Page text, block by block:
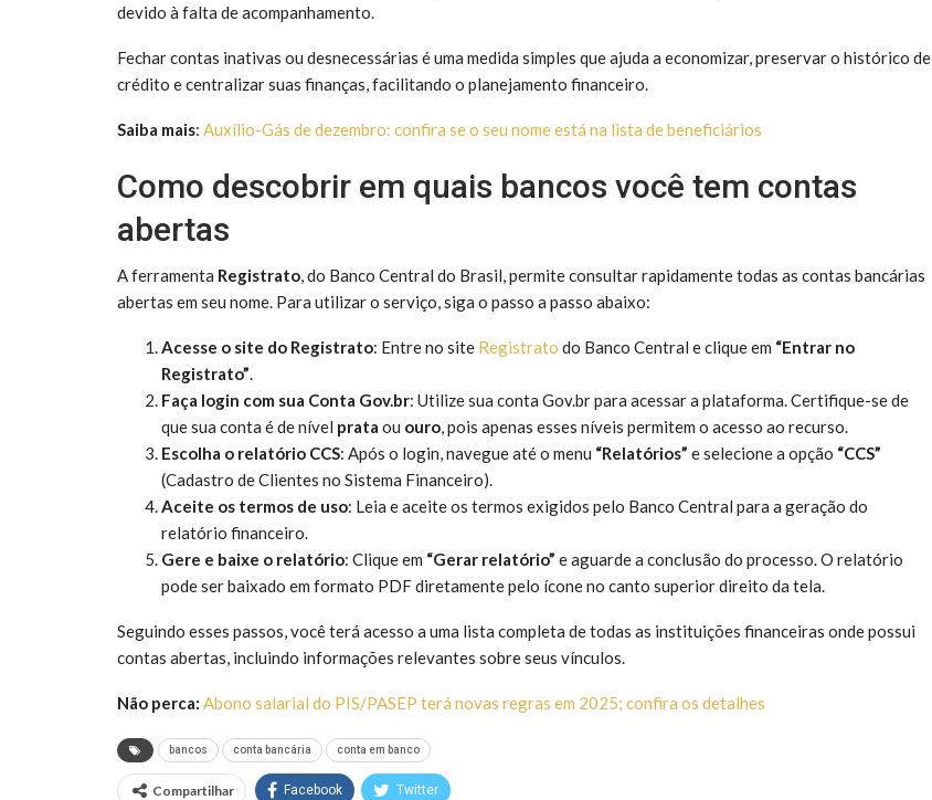
devido à falta de acompanhamento.
Fechar contas inativas ou desnecessárias é uma medida simples que ajuda a economizar, preservar o histórico de
crédito e centralizar suas finanças, facilitando o planejamento financeiro.
Saiba mais: Auxílio-Gás de dezembro: confira se o seu nome está na lista de beneficiários
Como descobrir em quais bancos você tem contas
abertas
A ferramenta Registrato, do Banco Central do Brasil, permite consultar rapidamente todas as contas bancárias
abertas em seu nome. Para utilizar o serviço, siga o passo a passo abaixo:
Acesse o site do Registrato: Entre no site Registrato do Banco Central e clique em “Entrar no
Registrato”.
Faça login com sua Conta Gov.br: Utilize sua conta Gov.br para acessar a plataforma. Certifique-se de
que sua conta é de nível prata ou ouro, pois apenas esses níveis permitem o acesso ao recurso.
Escolha o relatório CCS: Após o login, navegue até o menu “Relatórios” e selecione a opção “CCS”
(Cadastro de Clientes no Sistema Financeiro).
Aceite os termos de uso: Leia e aceite os termos exigidos pelo Banco Central para a geração do
relatório financeiro.
Gere e baixe o relatório: Clique em “Gerar relatório” e aguarde a conclusão do processo. O relatório
pode ser baixado em formato PDF diretamente pelo ícone no canto superior direito da tela.
Seguindo esses passos, você terá acesso a uma lista completa de todas as instituições financeiras onde possui
contas abertas, incluindo informações relevantes sobre seus vínculos.
Não perca: Abono salarial do PIS/PASEP terá novas regras em 2025; confira os detalhes
bancos conta bancária conta em banco
Compartilhar Facebook Twitter